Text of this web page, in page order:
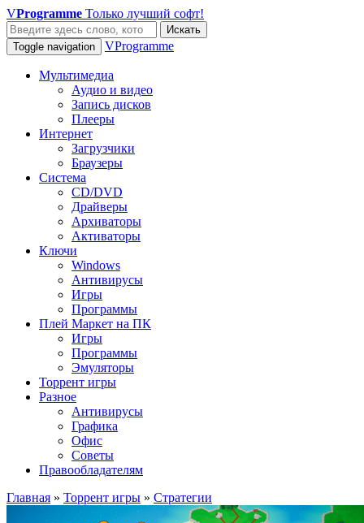
VProgramme Только лучший софт!
Искать
Toggle navigation
VProgramme
Мультимедиа
Аудио и видео
Запись дисков
Плееры
Интернет
Загрузчики
Браузеры
Система
CD/DVD
Драйверы
Архиваторы
Активаторы
Ключи
Windows
Антивирусы
Игры
Программы
Плей Маркет на ПК
Игры
Программы
Эмуляторы
Торрент игры
Разное
Антивирусы
Графика
Офис
Советы
Правообладателям
Главная » Торрент игры » Стратегии